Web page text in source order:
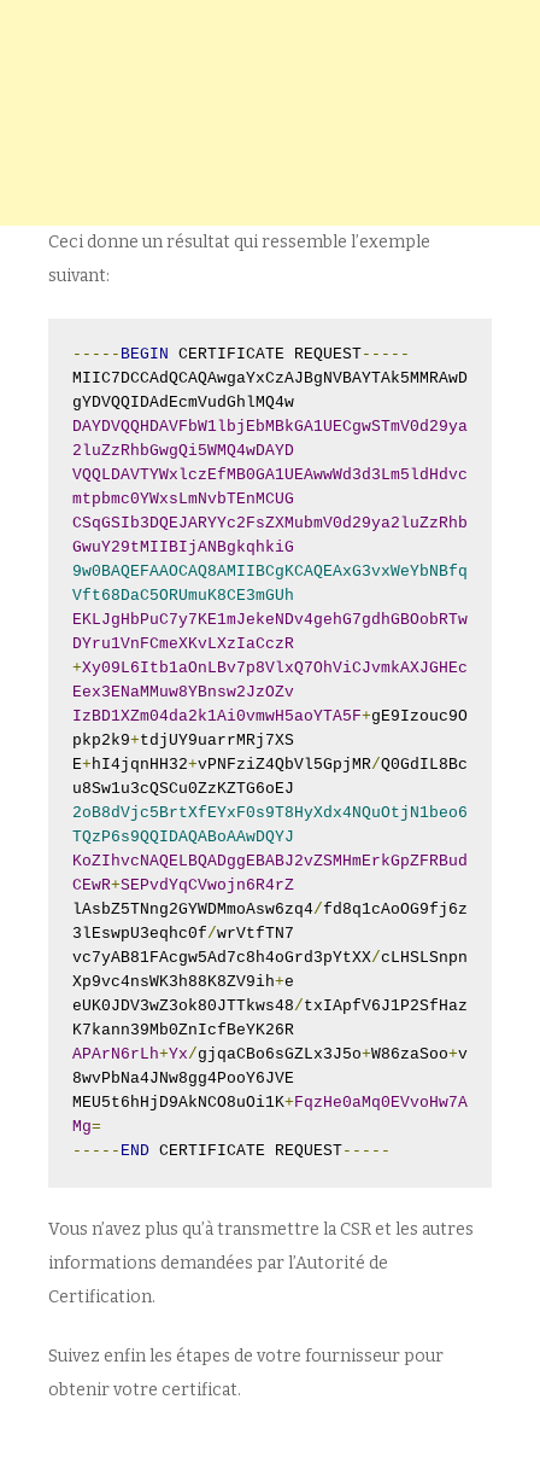
Ceci donne un résultat qui ressemble l’exemple
suivant:
----- BEGIN CERTIFICATE REQUEST-----
MIIC7DCCAdQCAQAwgaYxCzAJBgNVBAYTAk5MMRAwD
DAYDVQQHDAVFbW1lbjEbMBkGA1UECgwSTmV0d29ya
2luZzRhbGwgQi5WMQ4wDAYD
VQQLDAVTYWxlczEfMB0GA1UEAwwWd3d3Lm5ldHdvc
mtpbmc0YWxsLmNvbTEnMCUG
CSqGSIb3DQEJARYYc2FsZXMubmV0d29ya2luZzRhb
GwuY29tMIIBIjANBgkqhkiG
9w0BAQEFAAOCAQ8AMIIBCgKCAQEAxG3vxWeYbNBfq
Vft68DaC5ORUmuK8CE3mGUh
EKLJgHbPuC7y7KE1mJekeNDv4gehG7gdhGBOobRTw
DYru1VnFCmeXKvLXzIaCczR
+Xy09L6Itb1aOnLBv7p8VlxQ7OhViCJvmkAXJGHEc
Eex3ENaMMuw8YBnsw2JzOZv
IzBD1XZm04da2k1Ai0vmwH5aoYTA5F+gE9Izouc9O
pkp2k9+tdjUY9uarrMRj7XS
E+hI4jqnHH32+vPNFziZ4QbVl5GpjMR/Q0GdIL8Bc
2oB8dVjc5BrtXfEYxF0s9T8HyXdx4NQuOtjN1beo6
TQzP6s9QQIDAQABoAAwDQYJ
KoZIhvcNAQELBQADggEBABJ2vZSMHmErkGpZFRBud
CEwR+SEPvdYqCVwojn6R4rZ
lAsbZ5TNng2GYWDMmoAsw6zq4/fd8q1cAoOG9fj6z
3lEswpU3eqhc0f/wrVtfTN7
vc7yAB81FAcgw5Ad7c8h4oGrd3pYtXX/cLHSLSnpn
Xp9vc4nsWK3h88K8ZV9ih+e
eUK0JDV3wZ3ok80JTTkws48/txIApfV6J1P2SfHaz
APArN6rLh+Yx/gjqaCBo6sGZLx3J5o+W86zaSoo+v
8wvPbNa4JNw8gg4PooY6JVE
MEU5t6hHjD9AkNCO8uOi1K+FqzHe0aMq0EVvoHw7A
Mg=
----- END CERTIFICATE REQUEST-----
Vous n’avez plus qu’à transmettre la CSR et les autres
informations demandées par l’Autorité de
Certification.
Suivez enfin les étapes de votre fournisseur pour
obtenir votre certificat.